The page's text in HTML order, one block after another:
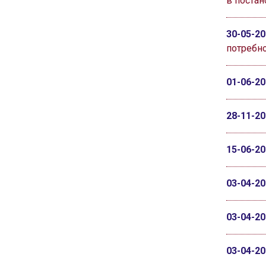
30-05-
01-06-
28-11-
15-06-
03-04-
03-04-
03-04-